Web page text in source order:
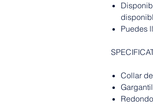
Puedes
Collar
Redondo